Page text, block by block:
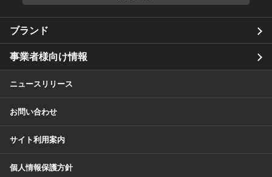
ブランド
事業者様向け情報
ニュースリリース
お問い合わせ
サイト利用案内
個人情報保護方針